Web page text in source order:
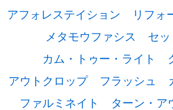
アフォレステイション
リフォ
メタモウファシス
セ
カム・トゥー・ライト
アウトクロップ
フラッシュ
ファルミネイト
ターン・ア